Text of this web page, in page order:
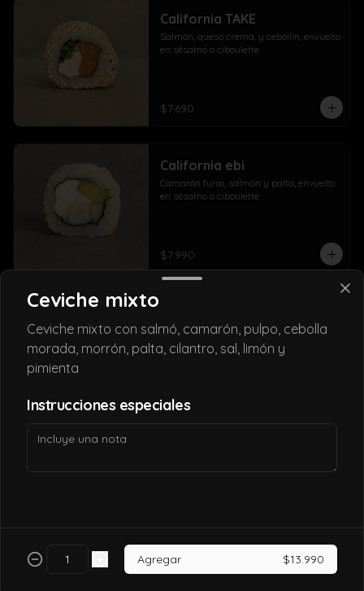
California TAKE
Salmón, queso crema, y cebollín, envuelto
en sésamo o ciboulette
$7.690
California ebi
Camarón furai, salmón y palta, envuelto
en sésamo o ciboulette
$7.990
Pollo, queso crema, palta, envuelto en
sésamo o ciboulette.
$7.490
$6.990
Ceviche mixto
Ceviche mixto con salmó, camarón, pulpo, cebolla
morada, morrón, palta, cilantro, sal, limón y
pimienta
Instrucciones especiales
Agregar $13.990